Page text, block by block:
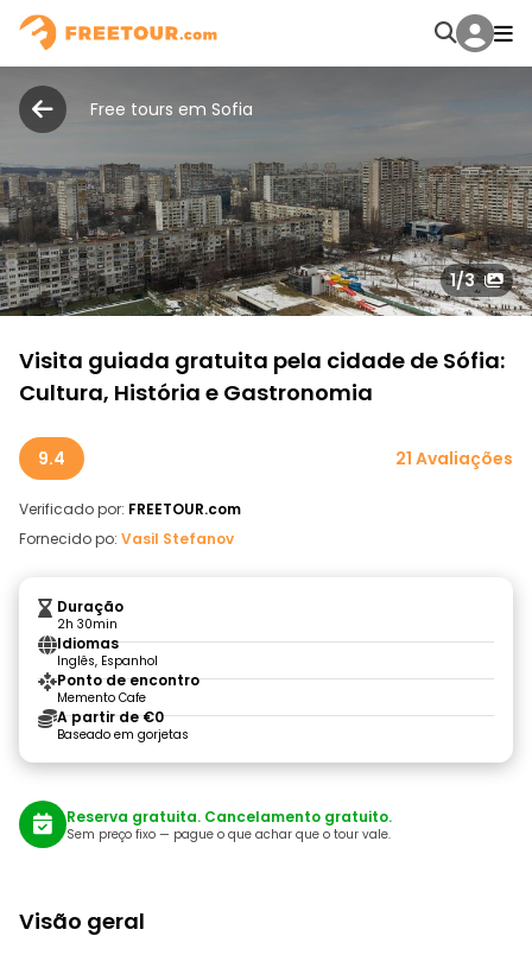
Free tours em Sofia
1/3
Visita guiada gratuita pela cidade de Sófia:
Cultura, História e Gastronomia
9.4 21 Avaliações
Verificado por: FREETOUR.com
Fornecido po: Vasil Stefanov
Duração
2h 30min
Idiomas
Inglês, Espanhol
Ponto de encontro
Memento Cafe
A partir de €0
Baseado em gorjetas
Reserva gratuita. Cancelamento gratuito.
Sem preço fixo — pague o que achar que o tour vale.
Visão geral